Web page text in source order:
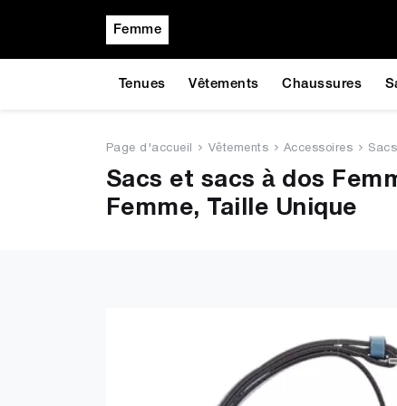
Femme
Tenues Vêtements Chaussures
Page d'accueil Vêtements Accessoires
Sacs et sacs à dos
Femme, Taille Unique